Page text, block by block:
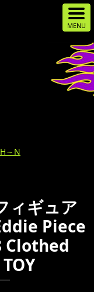
H～N
ィギュア
Piece
Clothed